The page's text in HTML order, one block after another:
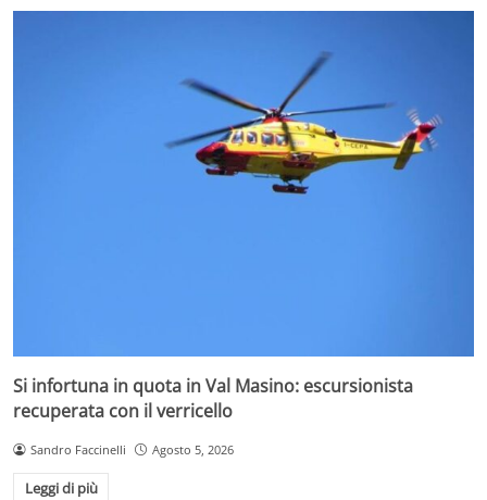
Si infortuna in quota in Val Masino: escursionista
recuperata con il verricello
Sandro Faccinelli Agosto 5, 2026
Leggi di più